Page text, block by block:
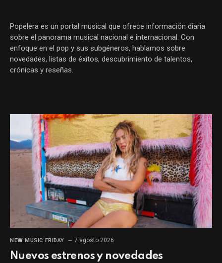
Popelera es un portal musical que ofrece información diaria
sobre el panorama musical nacional e internacional. Con
enfoque en el pop y sus subgéneros, hablamos sobre
novedades, listas de éxitos, descubrimiento de talentos,
crónicas y reseñas.
NEW MUSIC FRIDAY 7 agosto 2026
Nuevos estrenos y novedades